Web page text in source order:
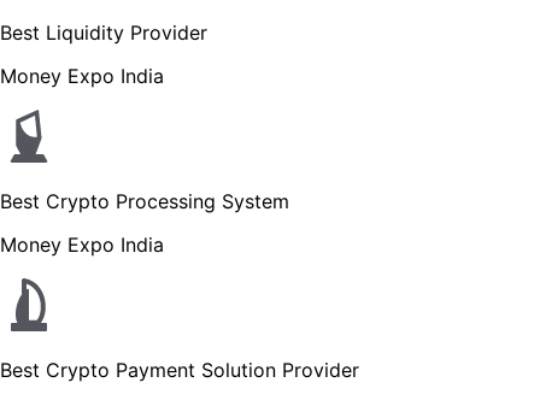
Best Liquidity Provider
Money Expo India
Best Crypto Processing System
Money Expo India
Best Crypto Payment Solution Provider